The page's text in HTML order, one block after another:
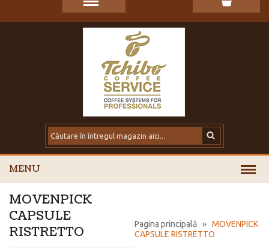
MENU
Pagina principală » MOVENPICK
CAPSULE RISTRETTO
MOVENPICK
CAPSULE
RISTRETTO